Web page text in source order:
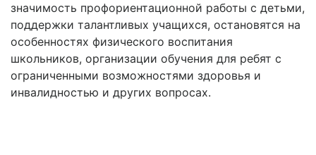
значимость профориентационной работы с детьми,
поддержки талантливых учащихся, остановятся на
особенностях физического воспитания
школьников, организации обучения для ребят с
ограниченными возможностями здоровья и
инвалидностью и других вопросах.